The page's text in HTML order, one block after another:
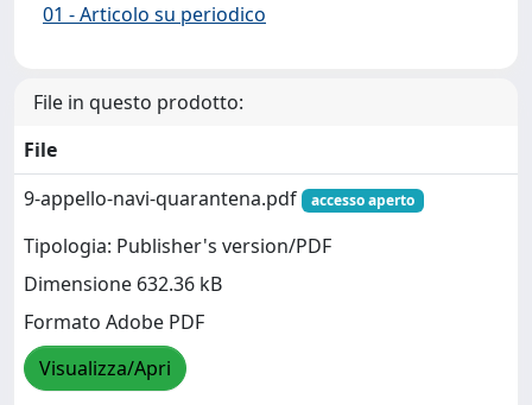
01 - Articolo su periodico
File in questo prodotto:
File
9-appello-navi-quarantena.pdf
accesso aperto
Tipologia: Publisher's version/PDF
Dimensione 632.36 kB
Formato Adobe PDF
Visualizza/Apri